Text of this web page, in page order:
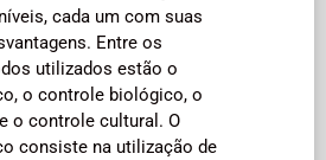
cada um com suas
Entre os
utilizados estão o
o controle biológico, o
o controle cultural. O
consiste na utilização de